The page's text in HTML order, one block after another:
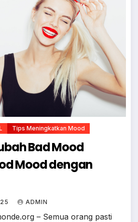
Tips Meningkatkan Mood
Bad Mood
Mood dengan
ADMIN
– Semua orang pasti